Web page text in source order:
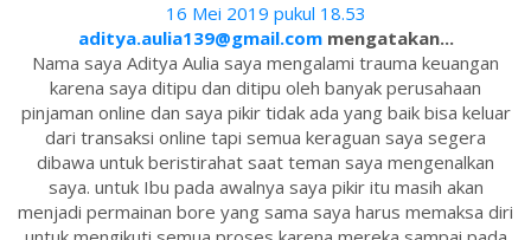
16 Mei 2019 pukul 18.53
aditya.aulia139@gmail.commengatakan...
Nama saya Aditya Aulia saya mengalami trauma keuangan
karena saya ditipu dan ditipu oleh banyak perusahaan
pinjaman online dan saya pikir tidak ada yang baik bisa keluar
dari transaksi online tapi semua keraguan saya segera
dibawa untuk beristirahat saat teman saya mengenalkan
saya. untuk Ibu pada awalnya saya pikir itu masih akan
menjadi permainan bore yang sama saya harus memaksa diri